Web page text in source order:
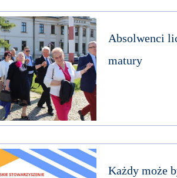
Absolwenci
matury
Każdy może